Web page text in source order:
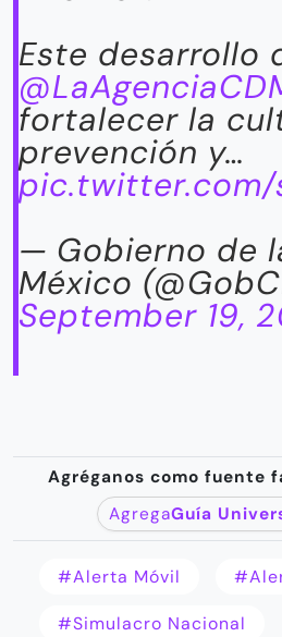
Este desarrollo
fortalecer la
prevención y…
pic.twitter.com/
— Gobierno de
México
September 19,
Agréganos como fuente
AgregaGuía
#alerta Móvil
#simulacro Nacional